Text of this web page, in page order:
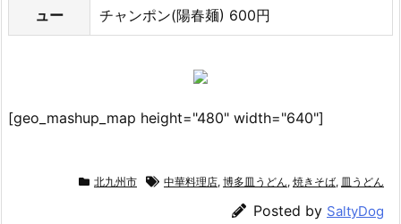
ュー
チャンポン(陽春麺) 600円
[geo_mashup_map height="480" width="640"]
北九州市 中華料理店, 博多皿うどん, 焼きそば, 皿うどん
Posted by SaltyDog